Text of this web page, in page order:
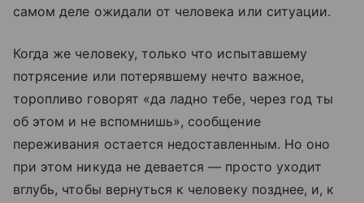
самом деле ожидали от человека или ситуации.
Когда же человеку, только что испытавшему
потрясение или потерявшему нечто важное,
торопливо говорят «да ладно тебе, через год ты
об этом и не вспомнишь», сообщение
переживания остается недоставленным. Но оно
при этом никуда не девается — просто уходит
вглубь, чтобы вернуться к человеку позднее, и, к